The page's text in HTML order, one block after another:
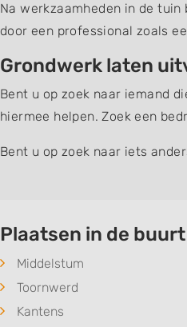
Na werkzaamheden in de
door een professional zoals
Grondwerk laten
Bent u op zoek naar iemand
hiermee helpen. Zoek een
Bent u op zoek naar iets
Plaatsen in de buurt
Middelstum
Toornwerd
Kantens